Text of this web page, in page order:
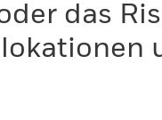
das